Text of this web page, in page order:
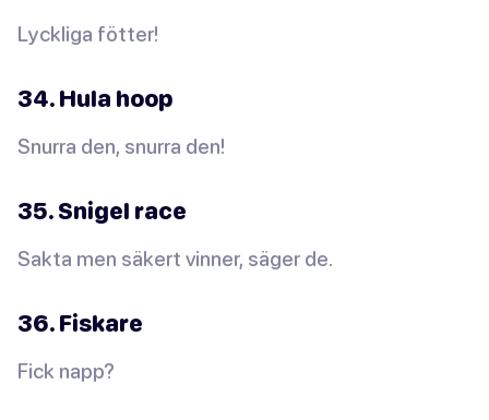
Lyckliga fötter!
34. Hula hoop
Snurra den, snurra den!
35. Snigel race
Sakta men säkert vinner, säger de.
36. Fiskare
Fick napp?